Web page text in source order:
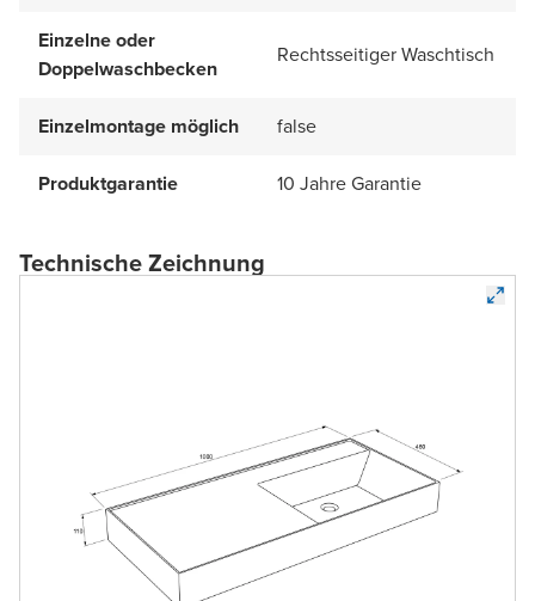
Einzelne oder
Doppelwaschbecken
Rechtsseitiger Waschtisch
Einzelmontage möglich false
Produktgarantie 10 Jahre Garantie
Technische Zeichnung